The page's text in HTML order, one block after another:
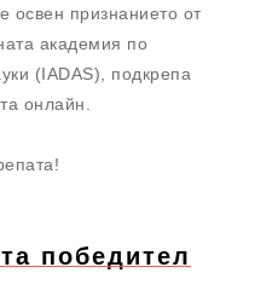
признанието от
академия по
(IADAS), подкрепа
онлайн.
победител